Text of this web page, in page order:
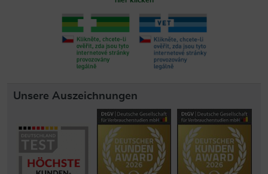
Unsere Auszeichnungen